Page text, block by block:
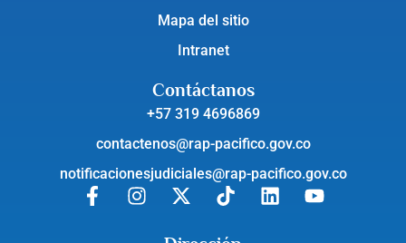
Mapa del sitio
Intranet
Contáctanos
+57 319 4696869
contactenos@rap-pacifico.gov.co
notificacionesjudiciales@rap-pacifico.gov.co